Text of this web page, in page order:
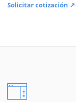
Solicitar cotización ↗